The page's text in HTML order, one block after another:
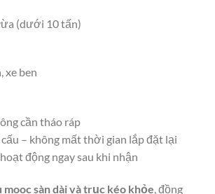
(dưới 10 tấn)
xe ben
cần tháo ráp
– không mất thời gian lắp đặt lại
động ngay sau khi nhận
mooc sàn dài và trục kéo khỏe, đồng